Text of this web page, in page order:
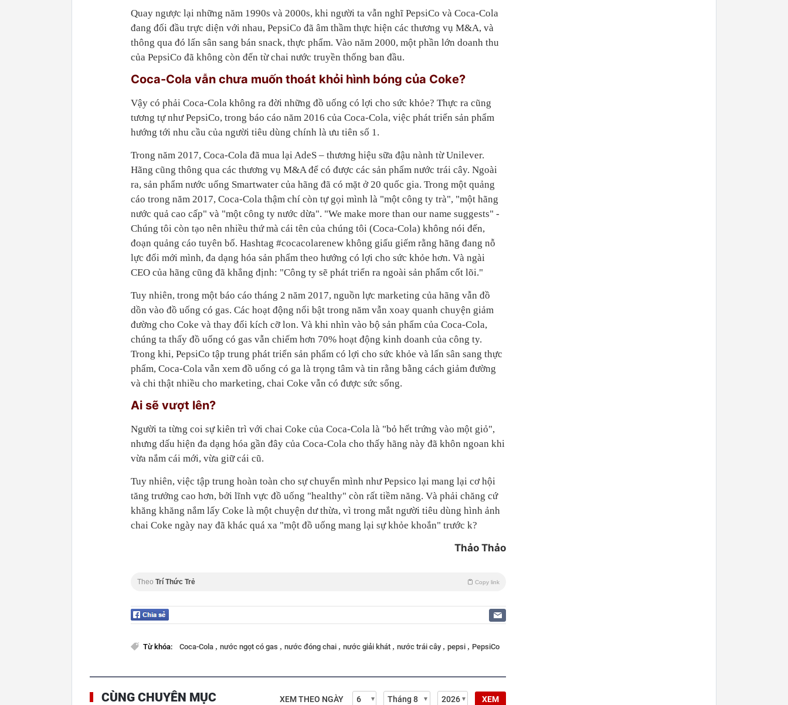
Quay ngược lại những năm 1990s và 2000s, khi người ta vẫn nghĩ PepsiCo và Coca-Cola
đang đối đầu trực diện với nhau, PepsiCo đã âm thầm thực hiện các thương vụ M&A, và
thông qua đó lấn sân sang bán snack, thực phẩm. Vào năm 2000, một phần lớn doanh thu
của PepsiCo đã không còn đến từ chai nước truyền thống ban đầu.
Coca-Cola vẫn chưa muốn thoát khỏi hình bóng của Coke?
Vậy có phải Coca-Cola không ra đời những đồ uống có lợi cho sức khỏe? Thực ra cũng
tương tự như PepsiCo, trong báo cáo năm 2016 của Coca-Cola, việc phát triển sản phẩm
hướng tới nhu cầu của người tiêu dùng chính là ưu tiên số 1.
Trong năm 2017, Coca-Cola đã mua lại AdeS – thương hiệu sữa đậu nành từ Unilever.
Hãng cũng thông qua các thương vụ M&A để có được các sản phẩm nước trái cây. Ngoài
ra, sản phẩm nước uống Smartwater của hãng đã có mặt ở 20 quốc gia. Trong một quảng
cáo trong năm 2017, Coca-Cola thậm chí còn tự gọi mình là "một công ty trà", "một hãng
nước quả cao cấp" và "một công ty nước dừa". "We make more than our name suggests" -
Chúng tôi còn tạo nên nhiều thứ mà cái tên của chúng tôi (Coca-Cola) không nói đến,
đoạn quảng cáo tuyên bố. Hashtag #cocacolarenew không giấu giếm rằng hãng đang nỗ
lực đổi mới mình, đa dạng hóa sản phẩm theo hướng có lợi cho sức khỏe hơn. Và ngài
CEO của hãng cũng đã khẳng định: "Công ty sẽ phát triển ra ngoài sản phẩm cốt lõi."
Tuy nhiên, trong một báo cáo tháng 2 năm 2017, nguồn lực marketing của hãng vẫn đồ
dồn vào đồ uống có gas. Các hoạt động nổi bật trong năm vẫn xoay quanh chuyện giảm
đường cho Coke và thay đổi kích cỡ lon. Và khi nhìn vào bộ sản phẩm của Coca-Cola,
chúng ta thấy đồ uống có gas vẫn chiếm hơn 70% hoạt động kinh doanh của công ty.
Trong khi, PepsiCo tập trung phát triển sản phẩm có lợi cho sức khỏe và lấn sân sang thực
phẩm, Coca-Cola vẫn xem đồ uống có ga là trọng tâm và tin rằng bằng cách giảm đường
và chi thật nhiều cho marketing, chai Coke vẫn có được sức sống.
Ai sẽ vượt lên?
Người ta từng coi sự kiên trì với chai Coke của Coca-Cola là "bỏ hết trứng vào một giỏ",
nhưng dấu hiện đa dạng hóa gần đây của Coca-Cola cho thấy hãng này đã khôn ngoan khi
vừa nắm cái mới, vừa giữ cái cũ.
Tuy nhiên, việc tập trung hoàn toàn cho sự chuyển mình như Pepsico lại mang lại cơ hội
tăng trưởng cao hơn, bởi lĩnh vực đồ uống "healthy" còn rất tiềm năng. Và phải chăng cứ
khăng khăng nắm lấy Coke là một chuyện dư thừa, vì trong mắt người tiêu dùng hình ảnh
chai Coke ngày nay đã khác quá xa "một đồ uống mang lại sự khỏe khoắn" trước k?
Thảo Thảo
Theo Trí Thức Trẻ Copy link
Từ khóa: Coca-Cola , nước ngọt có gas , nước đóng chai , nước giải khát , nước trái cây , pepsi , PepsiCo
CÙNG CHUYÊN MỤC XEM THEO NGÀY XEM